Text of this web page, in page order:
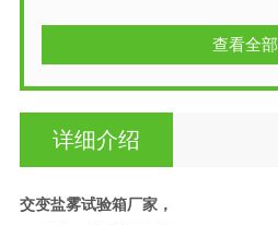
查看全部
详细介绍
交变盐雾试验箱厂家，